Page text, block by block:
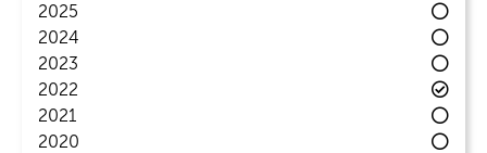
2025
2024
2023
2022
2021
2020